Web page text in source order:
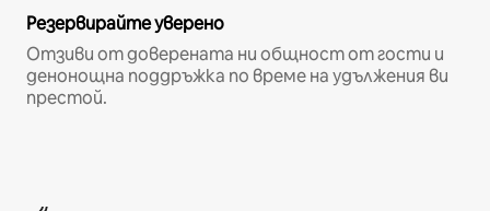
Резервирайте уверено
Отзиви от доверената ни общност от гости и
денонощна поддръжка по време на удължения ви
престой.